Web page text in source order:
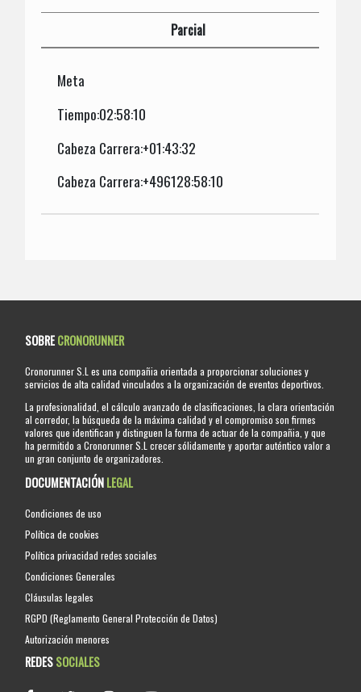
Parcial
Meta
Tiempo:02:58:10
Cabeza Carrera:+01:43:32
Cabeza Carrera:+496128:58:10
SOBRECRONORUNNER
Cronorunner S.L es una compañia orientada a proporcionar soluciones y
servicios de alta calidad vinculados a la organización de eventos deportivos.
La profesionalidad, el cálculo avanzado de clasificaciones, la clara orientación
al corredor, la búsqueda de la máxima calidad y el compromiso son firmes
valores que identifican y distinguen la forma de actuar de la compañia, y que
ha permitido a Cronorunner S.L crecer sólidamente y aportar auténtico valor a
un gran conjunto de organizadores.
DOCUMENTACIÓNLEGAL
Condiciones de uso
Política de cookies
Política privacidad redes sociales
Condiciones Generales
Cláusulas legales
RGPD (Reglamento General Protección de Datos)
Autorización menores
REDESSOCIALES